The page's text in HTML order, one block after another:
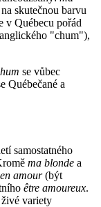
skutečnou barvu
v Québecu pořád
"chum"),
se vůbec
Québečané a
samostatného
ma blonde a
amour(být
être amoureux.
variety